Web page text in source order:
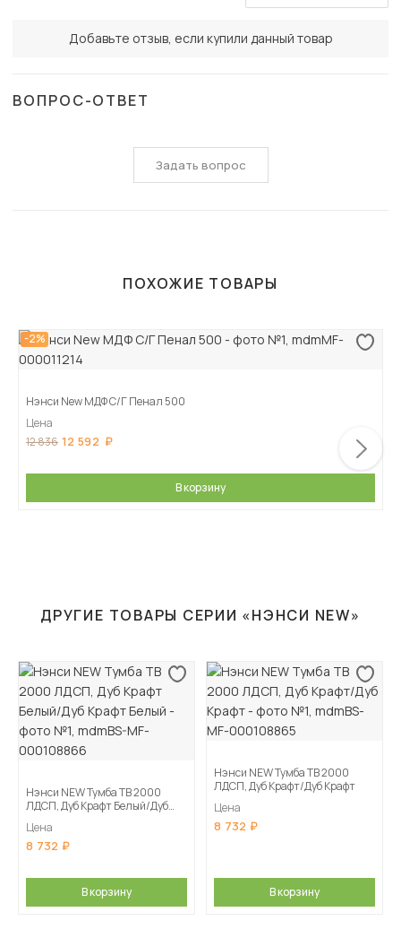
Добавьте отзыв, если купили данный товар
ВОПРОС-ОТВЕТ
Задать вопрос
ПОХОЖИЕ ТОВАРЫ
-2%
Нэнси New МДФ С/Г Пенал 500
Цена
12 836 12 592
В корзину
ДРУГИЕ ТОВАРЫ СЕРИИ «НЭНСИ NEW»
Нэнси NEW Тумба ТВ 2000
ЛДСП, Дуб Крафт Белый/Дуб
Цена
8 732
В корзину
Нэнси NEW Тумба ТВ 2000
ЛДСП, Дуб Крафт/Дуб Крафт
Цена
8 732
В корзину